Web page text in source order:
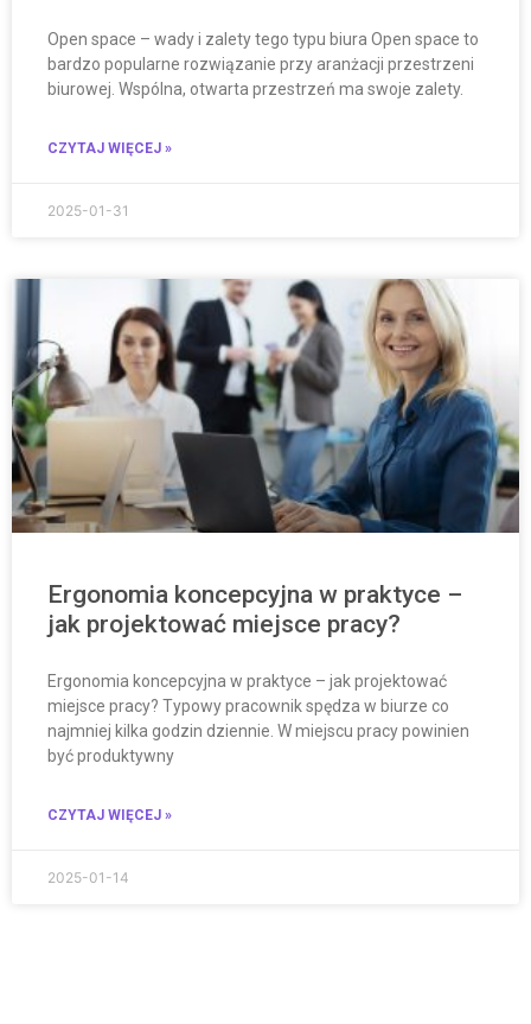
Open space – wady i zalety tego typu biura Open space to
bardzo popularne rozwiązanie przy aranżacji przestrzeni
biurowej. Wspólna, otwarta przestrzeń ma swoje zalety.
CZYTAJ WIĘCEJ »
2025-01-31
Ergonomia koncepcyjna w praktyce –
jak projektować miejsce pracy?
Ergonomia koncepcyjna w praktyce – jak projektować
miejsce pracy? Typowy pracownik spędza w biurze co
najmniej kilka godzin dziennie. W miejscu pracy powinien
być produktywny
CZYTAJ WIĘCEJ »
2025-01-14